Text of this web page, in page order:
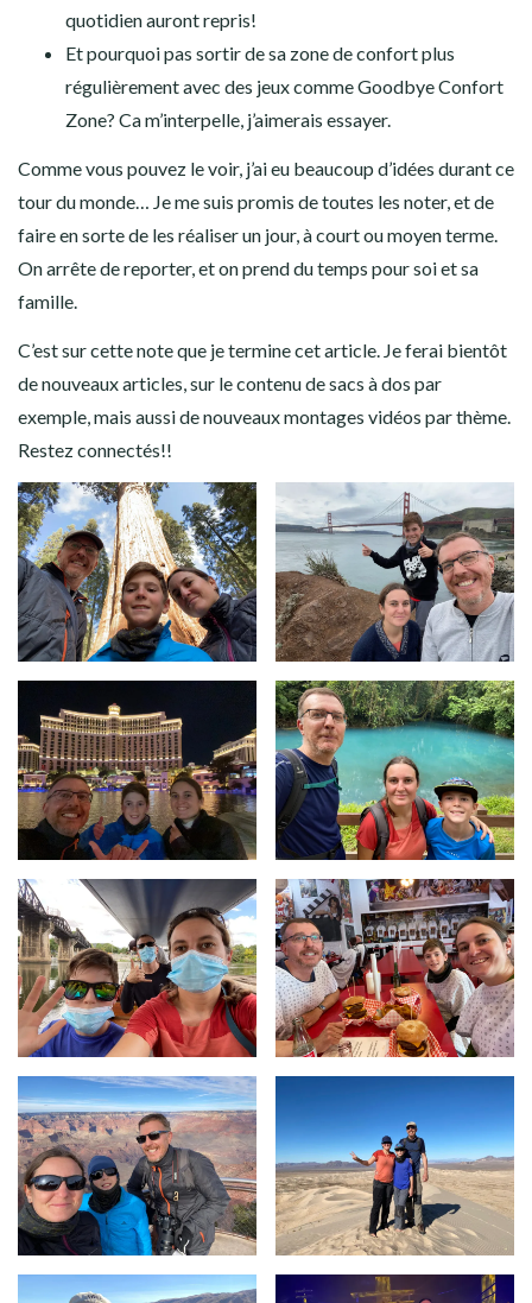
quotidien auront repris!
Et pourquoi pas sortir de sa zone de confort plus
régulièrement avec des jeux comme Goodbye Confort
Zone? Ca m’interpelle, j’aimerais essayer.
Comme vous pouvez le voir, j’ai eu beaucoup d’idées durant ce
tour du monde… Je me suis promis de toutes les noter, et de
faire en sorte de les réaliser un jour, à court ou moyen terme.
On arrête de reporter, et on prend du temps pour soi et sa
famille.
C’est sur cette note que je termine cet article. Je ferai bientôt
de nouveaux articles, sur le contenu de sacs à dos par
exemple, mais aussi de nouveaux montages vidéos par thème.
Restez connectés!!